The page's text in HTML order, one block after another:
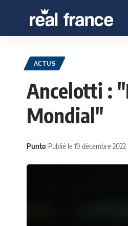
ACTUS
Ancelotti :
Mondial"
Punto Publié le 19 décembre 2022